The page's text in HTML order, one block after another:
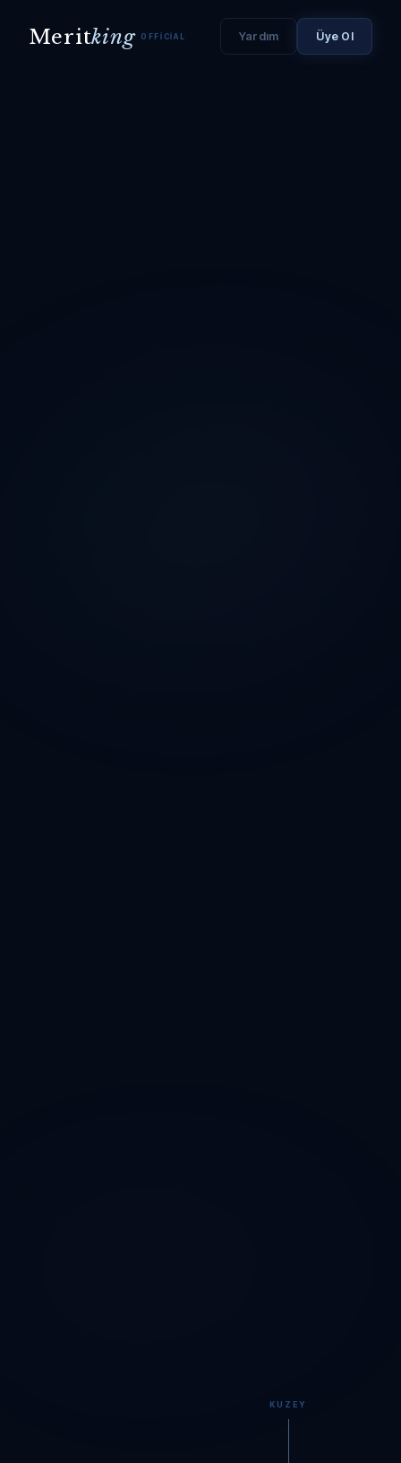
Meritking OFFICIAL Yardım Üye Ol
KUZEY